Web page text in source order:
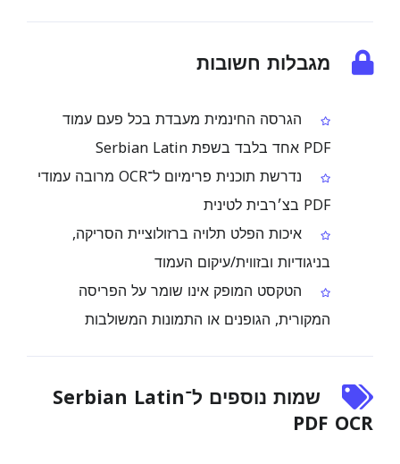
מגבלות חשובות
הגרסה החינמית מעבדת בכל פעם עמוד
PDF אחד בלבד בשפת Serbian Latin
נדרשת תוכנית פרימיום ל־OCR מרובה עמודי
PDF בצ׳רבית לטינית
איכות הפלט תלויה ברזולוציית הסריקה,
בניגודיות ובזווית/עיקום העמוד
הטקסט המופק אינו שומר על הפריסה
המקורית, הגופנים או התמונות המשולבות
שמות נוספים ל־Serbian Latin
PDF OCR